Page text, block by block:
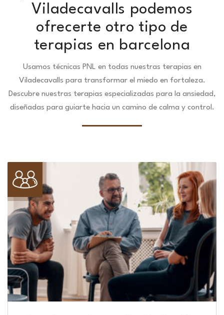
Viladecavalls podemos
ofrecerte otro tipo de
terapias en barcelona
Usamos técnicas PNL en todas nuestras terapias en
Viladecavalls para transformar el miedo en fortaleza.
Descubre nuestras terapias especializadas para la ansiedad,
diseñadas para guiarte hacia un camino de calma y control.